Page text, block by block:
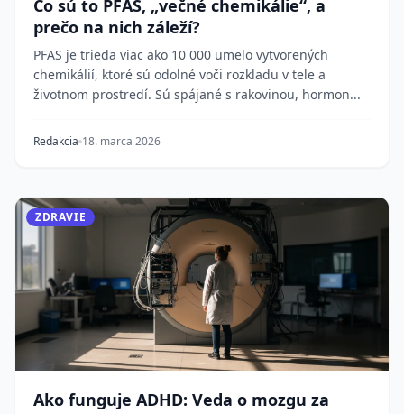
Čo sú to PFAS, „večné chemikálie“, a
prečo na nich záleží?
PFAS je trieda viac ako 10 000 umelo vytvorených
chemikálií, ktoré sú odolné voči rozkladu v tele a
životnom prostredí. Sú spájané s rakovinou, hormon...
Redakcia 18. marca 2026
ZDRAVIE
Ako funguje ADHD: Veda o mozgu za